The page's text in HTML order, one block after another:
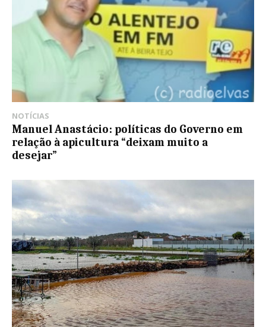
NOTÍCIAS
Manuel Anastácio: políticas do Governo em
relação à apicultura “deixam muito a
desejar”